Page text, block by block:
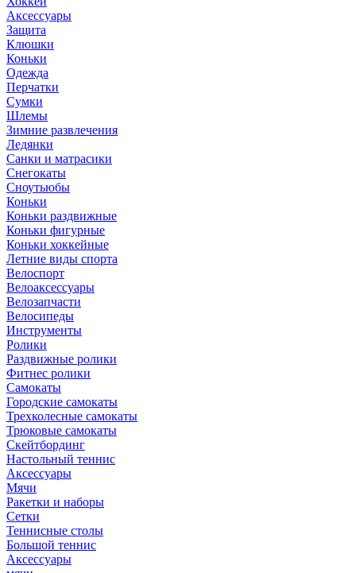
Аксессуары
Защита
Клюшки
Коньки
Одежда
Перчатки
Сумки
Шлемы
Зимние развлечения
Ледянки
Санки и матрасики
Снегокаты
Сноутьюбы
Коньки
Коньки раздвижные
Коньки фигурные
Коньки хоккейные
Летние виды спорта
Велоспорт
Велоаксессуары
Велозапчасти
Велосипеды
Инструменты
Ролики
Раздвижные ролики
Фитнес ролики
Самокаты
Городские самокаты
Трехколесные самокаты
Трюковые самокаты
Скейтбординг
Настольный теннис
Аксессуары
Мячи
Ракетки и наборы
Сетки
Теннисные столы
Большой теннис
Аксессуары